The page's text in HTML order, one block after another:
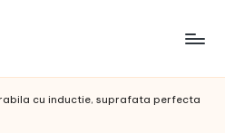
cu inductie, suprafata perfecta